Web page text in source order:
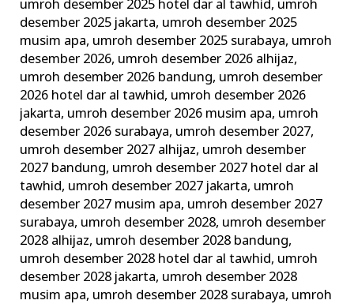
umroh desember 2025 hotel dar al tawhid, umroh
desember 2025 jakarta, umroh desember 2025
musim apa, umroh desember 2025 surabaya, umroh
desember 2026, umroh desember 2026 alhijaz,
umroh desember 2026 bandung, umroh desember
2026 hotel dar al tawhid, umroh desember 2026
jakarta, umroh desember 2026 musim apa, umroh
desember 2026 surabaya, umroh desember 2027,
umroh desember 2027 alhijaz, umroh desember
2027 bandung, umroh desember 2027 hotel dar al
tawhid, umroh desember 2027 jakarta, umroh
desember 2027 musim apa, umroh desember 2027
surabaya, umroh desember 2028, umroh desember
2028 alhijaz, umroh desember 2028 bandung,
umroh desember 2028 hotel dar al tawhid, umroh
desember 2028 jakarta, umroh desember 2028
musim apa, umroh desember 2028 surabaya, umroh